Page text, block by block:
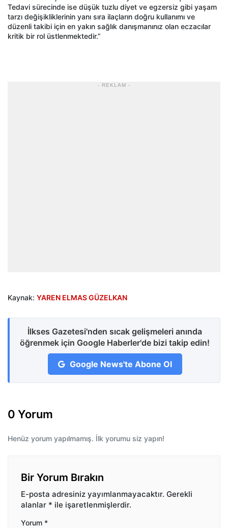
Tedavi sürecinde ise düşük tuzlu diyet ve egzersiz gibi yaşam
tarzı değişikliklerinin yanı sıra ilaçların doğru kullanımı ve
düzenli takibi için en yakın sağlık danışmanınız olan eczacılar
kritik bir rol üstlenmektedir.”
- REKLAM -
Kaynak: YAREN ELMAS GÜZELKAN
İlkses Gazetesi'nden sıcak gelişmeleri anında
öğrenmek için Google Haberler'de bizi takip edin!
Google News'te Abone Ol
0 Yorum
Henüz yorum yapılmamış. İlk yorumu siz yapın!
Bir Yorum Bırakın
E-posta adresiniz yayımlanmayacaktır. Gerekli
alanlar * ile işaretlenmişlerdir.
Yorum *